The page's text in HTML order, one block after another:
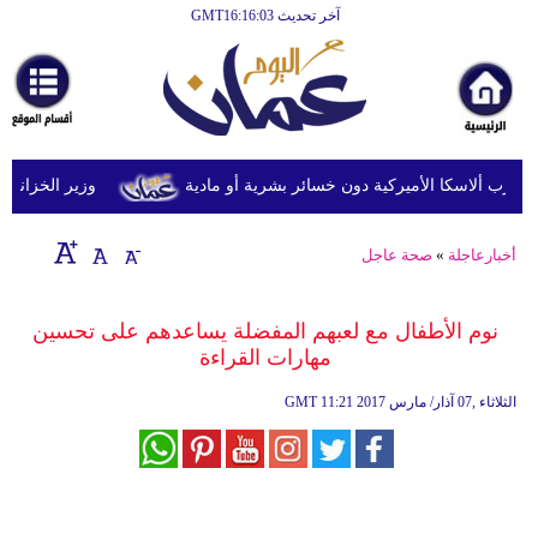
آخر تحديث GMT16:16:03
أخبارعاجلة
رياضة
ثقافة
إقتصاد
وموسيقى
وزير الخزانة
أخبارعاجلة » صحة عاجل
نوم الأطفال مع لعبهم المفضلة يساعدهم على تحسين
مهارات القراءة
GMT 11:21 2017 الثلاثاء ,07 آذار/ مارس